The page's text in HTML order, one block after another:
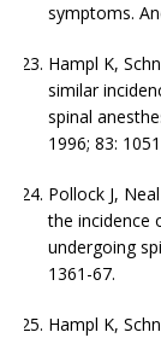
symptoms.
Hampl K,
similar
spinal
1996; 83:
Pollock J,
the incidence
undergoing
1361-67.
Hampl K,